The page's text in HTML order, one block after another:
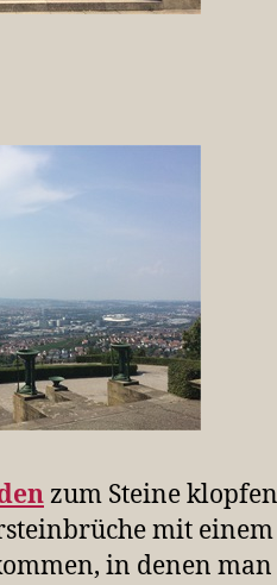
zum Steine
mit einem
in denen man